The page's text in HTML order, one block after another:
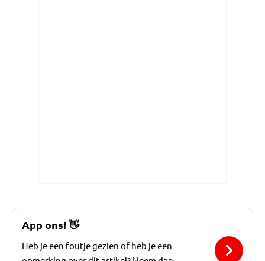
App ons!👋
Heb je een foutje gezien of heb je een